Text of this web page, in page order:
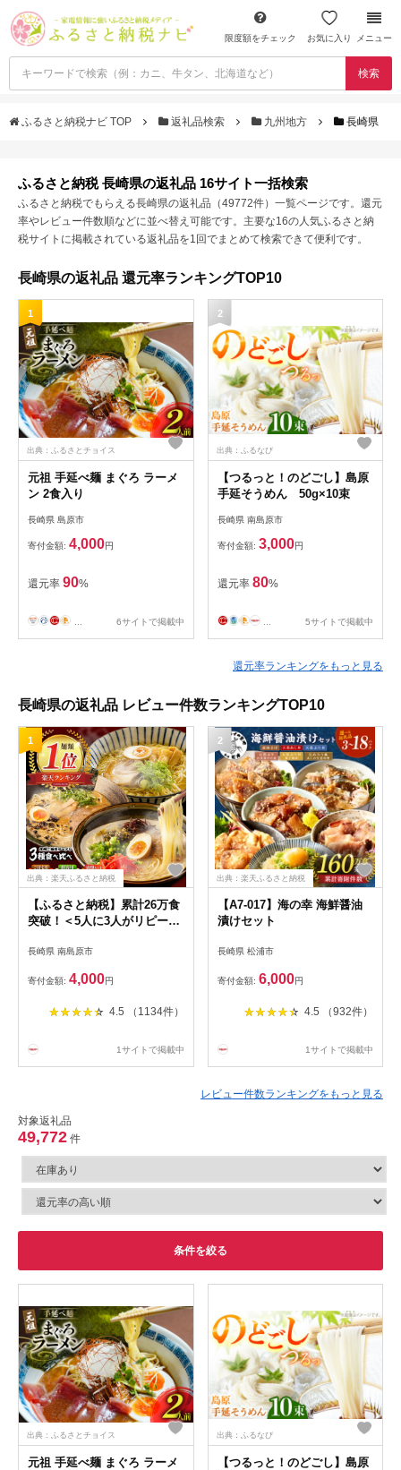
限度額をチェック お気に入り メニュー
検索
ふるさと納税ナビ TOP 返礼品検索 九州地方 長崎県
ふるさと納税 長崎県の返礼品 16サイト一括検索
ふるさと納税でもらえる長崎県の返礼品（49772件）一覧ページです。還元
率やレビュー件数順などに並べ替え可能です。主要な16の人気ふるさと納
税サイトに掲載されている返礼品を1回でまとめて検索できて便利です。
長崎県の返礼品 還元率ランキングTOP10
1
出典：ふるさとチョイス
元祖 手延べ麺 まぐろ ラーメ
ン 2食入り
長崎県 島原市
寄付金額: 4,000円
還元率 90%
... 6サイトで掲載中
2
出典：ふるなび
【つるっと！のどごし】島原
手延そうめん 50g×10束
長崎県 南島原市
寄付金額: 3,000円
還元率 80%
... 5サイトで掲載中
還元率ランキングをもっと見る
長崎県の返礼品 レビュー件数ランキングTOP10
1
出典：楽天ふるさと納税
【ふるさと納税】累計26万食
突破！＜5人に3人がリピータ
楽天限定 選べる内容量 ラー
メン とんこつラーメン あご
易包装 訳あり / 南島原市 / ふ
長崎県 南島原市
寄付金額: 4,000円
4.5 （1134件）
1サイトで掲載中
2
出典：楽天ふるさと納税
【A7-017】海の幸 海鮮醤油
漬けセット
長崎県 松浦市
寄付金額: 6,000円
4.5 （932件）
1サイトで掲載中
レビュー件数ランキングをもっと見る
対象返礼品
49,772 件
条件を絞る
出典：ふるさとチョイス
元祖 手延べ麺 まぐろ ラーメ
出典：ふるなび
【つるっと！のどごし】島原